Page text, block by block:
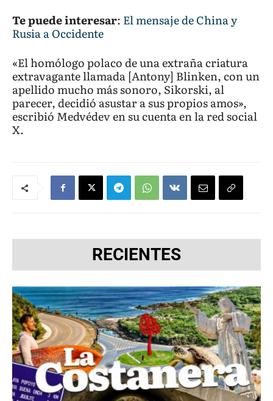
Te puede interesar: El mensaje de China y
Rusia a Occidente
«El homólogo polaco de una extraña criatura
extravagante llamada [Antony] Blinken, con un
apellido mucho más sonoro, Sikorski, al
parecer, decidió asustar a sus propios amos»,
escribió Medvédev en su cuenta en la red social
X.
RECIENTES